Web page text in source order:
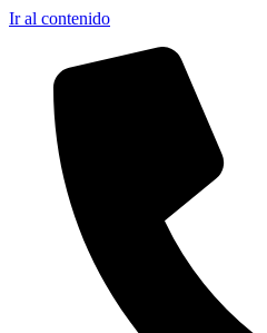
Ir al contenido